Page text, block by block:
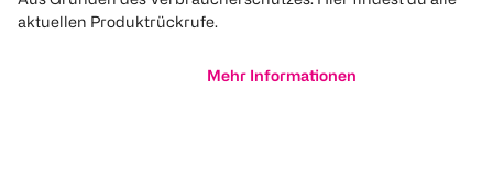
aktuellen Produktrückrufe.
Mehr Informationen